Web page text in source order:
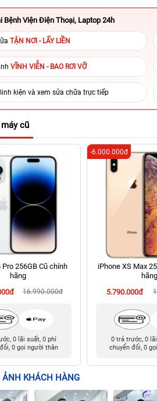
Bệnh Viện Điện Thoại, Laptop 24h
TẬN NƠI - LẤY LIỀN
VĨNH VIỄN - BAO RƠI VỠ
kiện và xem sửa chữa trực tiếp
cũ
Pro 256GB Cũ chính
hãng
16.990.000đ
0 lãi suất, 0 phí
0 gọi người thân
iPhone XS Max
hãng
5.790.000đ
-6.000.000đ
0 trả trước, 0
chuyển đổi, 0
ẢNH KHÁCH HÀNG